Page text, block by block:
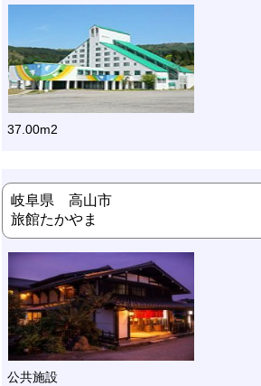
37.00m2
岐阜県 高山市
旅館たかやま
公共施設